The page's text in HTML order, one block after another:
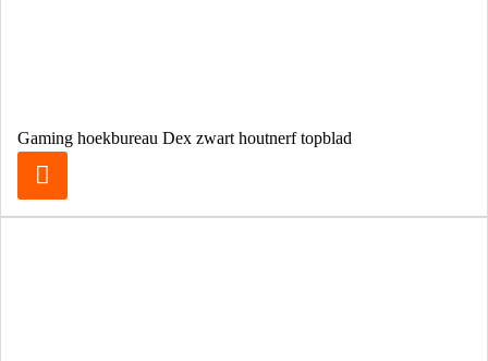
Gaming hoekbureau Dex zwart houtnerf topblad